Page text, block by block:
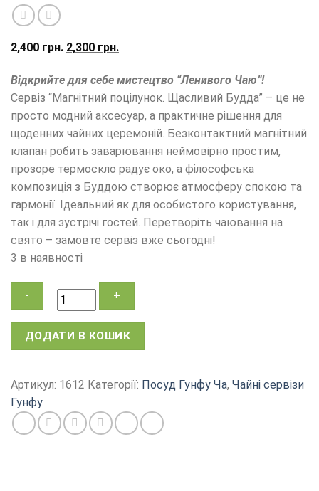
2,400грн. Оригінальна
2,400
грн..
2,300 грн.Поточна
2,300
грн..
Відкрийте для себе мистецтво “Ленивого Чаю”!
Сервіз “Магнітний поцілунок. Щасливий Будда” – це не
просто модний аксесуар, а практичне рішення для
щоденних чайних церемоній. Безконтактний магнітний
клапан робить заварювання неймовірно простим,
прозоре термоскло радує око, а філософська
композиція з Буддою створює атмосферу спокою та
гармонії. Ідеальний як для особистого користування,
так і для зустрічі гостей. Перетворіть чаювання на
свято – замовте сервіз вже сьогодні!
3 в наявності
Чайний
магнітом
заварник
Магнітний
поцілунок
ДОДАТИ В КОШИК
Артикул: 1612 Категорії: Посуд Гунфу Ча, Чайні сервізи
Гунфу